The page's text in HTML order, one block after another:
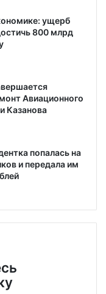
ущерб
800 млрд
Авиационного
Казанова
попалась на
и передала им